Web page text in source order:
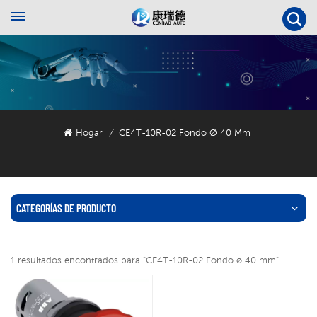
Hogar / CE4T-10R-02 Fondo Ø 40 Mm
CATEGORÍAS DE PRODUCTO
1 resultados encontrados para "CE4T-10R-02 Fondo ø 40 mm"